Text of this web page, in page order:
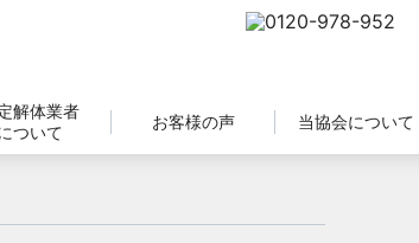
解体業者
ついて
お客様の声 当協会について